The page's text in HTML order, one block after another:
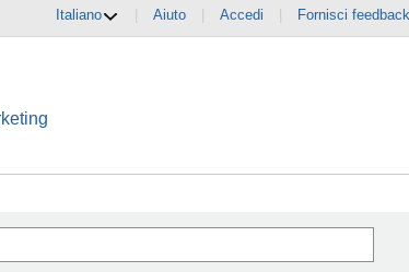
Italiano Aiuto Accedi Fornisci feedback